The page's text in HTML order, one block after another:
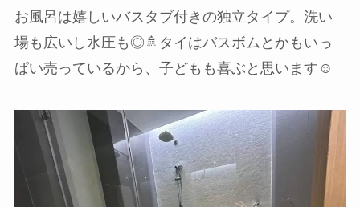
お風呂は嬉しいバスタブ付きの独立タイプ。洗い
場も広いし水圧も◎🚿タイはバスボムとかもいっ
ぱい売っているから、子どもも喜ぶと思います☺️